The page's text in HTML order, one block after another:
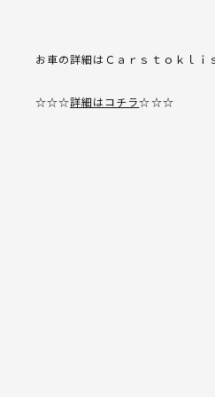
お車の詳細はＣａｒｓｔｏｋｌｉ
☆☆☆詳細はコチラ☆☆☆